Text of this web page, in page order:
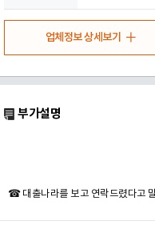
업체정보 상세보기
부가설명
☎ 대출나라를 보고 연락드렸다고